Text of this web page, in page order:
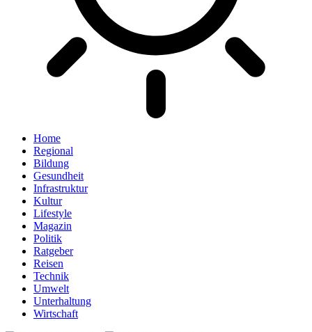
Home
Regional
Bildung
Gesundheit
Infrastruktur
Kultur
Lifestyle
Magazin
Politik
Ratgeber
Reisen
Technik
Umwelt
Unterhaltung
Wirtschaft